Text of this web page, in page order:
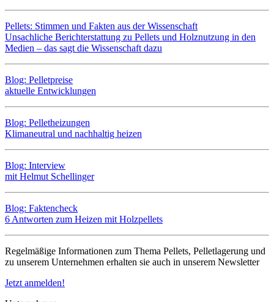
Pellets: Stimmen und Fakten aus der Wissenschaft
Unsachliche Berichterstattung zu Pellets und Holznutzung in den
Medien – das sagt die Wissenschaft dazu
Blog: Pelletpreise
aktuelle Entwicklungen
Blog: Pelletheizungen
Klimaneutral und nachhaltig heizen
Blog: Interview
mit Helmut Schellinger
Blog: Faktencheck
6 Antworten zum Heizen mit Holzpellets
Regelmäßige Informationen zum Thema Pellets, Pelletlagerung und
zu unserem Unternehmen erhalten sie auch in unserem Newsletter
Jetzt anmelden!